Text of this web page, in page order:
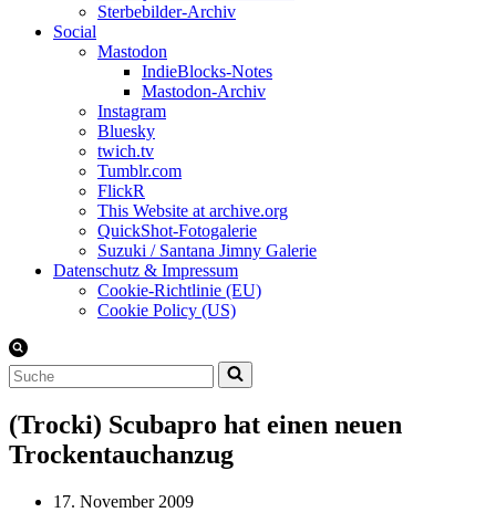
Sterbebilder-Archiv
Social
Mastodon
IndieBlocks-Notes
Mastodon-Archiv
Instagram
Bluesky
twich.tv
Tumblr.com
FlickR
This Website at archive.org
QuickShot-Fotogalerie
Suzuki / Santana Jimny Galerie
Datenschutz & Impressum
Cookie-Richtlinie (EU)
Cookie Policy (US)
Suchen
nach …
(Trocki) Scubapro hat einen neuen
Trockentauchanzug
17. November 2009